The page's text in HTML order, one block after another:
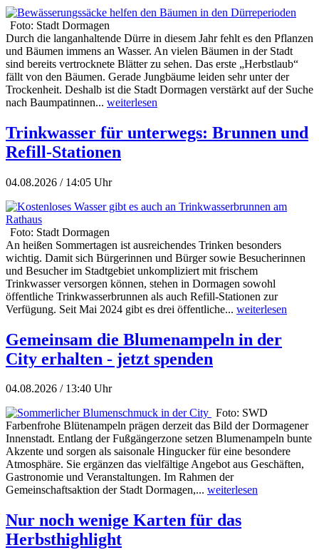
Foto: Stadt Dormagen
Durch die langanhaltende Dürre in diesem Jahr fehlt es den Pflanzen
und Bäumen immens an Wasser. An vielen Bäumen in der Stadt
sind bereits vertrocknete Blätter zu sehen. Das erste „Herbstlaub“
fällt von den Bäumen. Gerade Jungbäume leiden sehr unter der
Trockenheit. Deshalb ist die Stadt Dormagen verstärkt auf der Suche
nach Baumpatinnen... weiterlesen
Trinkwasser für unterwegs: Brunnen und
Refill-Stationen
04.08.2026 / 14:05 Uhr
Foto: Stadt Dormagen
An heißen Sommertagen ist ausreichendes Trinken besonders
wichtig. Damit sich Bürgerinnen und Bürger sowie Besucherinnen
und Besucher im Stadtgebiet unkompliziert mit frischem
Trinkwasser versorgen können, stehen in Dormagen sowohl
öffentliche Trinkwasserbrunnen als auch Refill-Stationen zur
Verfügung. Seit Mai 2024 gibt es drei öffentliche... weiterlesen
Gemeinsam die Blumenampeln in der
City erhalten - jetzt spenden
04.08.2026 / 13:40 Uhr
Foto: SWD
Farbenfrohe Blütenampeln prägen derzeit das Bild der Dormagener
Innenstadt. Entlang der Fußgängerzone setzen Blumenampeln bunte
Akzente und sorgen als saisonale Hingucker für eine besondere
Atmosphäre. Sie ergänzen das vielfältige Angebot aus Geschäften,
Gastronomie und Veranstaltungen. Im Rahmen der
Gemeinschaftsaktion der Stadt Dormagen,... weiterlesen
Nur noch wenige Karten für das
Herbsthighlight